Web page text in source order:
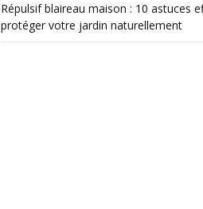
Répulsif blaireau maison : 10 astuces
protéger votre jardin naturellement